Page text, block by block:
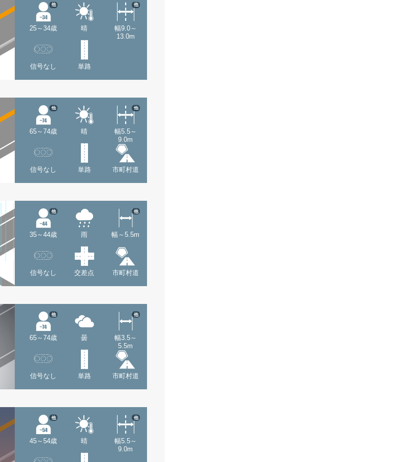
25～34歳
他
晴
幅9.0～
13.0m
他
信号なし 単路
65～74歳
他
晴
幅5.5～
9.0m
他
信号なし 単路 市町村道
35～44歳
他
雨 幅～5.5m
他
信号なし 交差点 市町村道
65～74歳
他
曇
幅3.5～
5.5m
他
信号なし 単路 市町村道
45～54歳
他
晴
幅5.5～
9.0m
他